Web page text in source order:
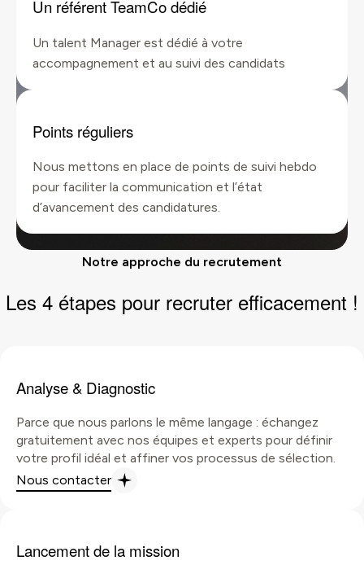
Un référent TeamCo dédié
Un talent Manager est dédié à votre
accompagnement et au suivi des candidats
Points réguliers
Nous mettons en place de points de suivi hebdo
pour faciliter la communication et l’état
d’avancement des candidatures.
Notre approche du recrutement
Les 4 étapes pour recruter efficacement !
Analyse & Diagnostic
Parce que nous parlons le même langage : échangez
gratuitement avec nos équipes et experts pour définir
votre profil idéal et affiner vos processus de sélection.
Nous contacter
Lancement de la mission